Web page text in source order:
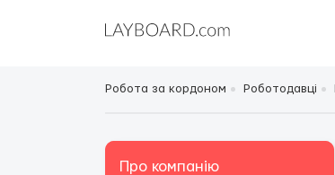
Робота за кордоном Роботодавці
Про компанію